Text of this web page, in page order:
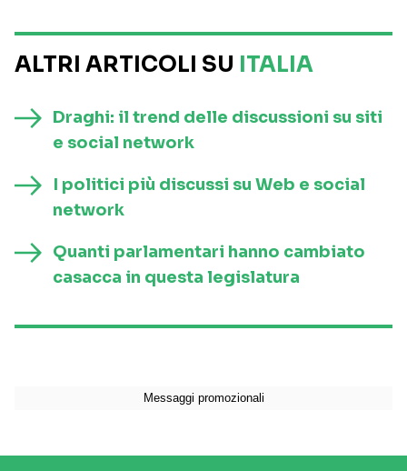
ALTRI ARTICOLI SU ITALIA
Draghi: il trend delle discussioni su siti
e social network
I politici più discussi su Web e social
network
Quanti parlamentari hanno cambiato
casacca in questa legislatura